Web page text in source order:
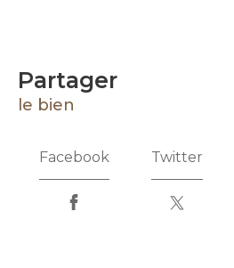
partager
le bien
Facebook Twitter